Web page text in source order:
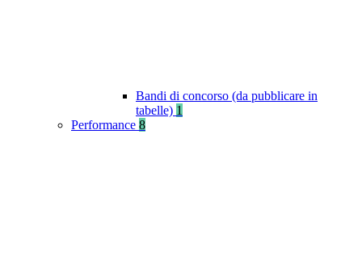
Bandi di concorso (da pubblicare in
tabelle) 1
Performance 8